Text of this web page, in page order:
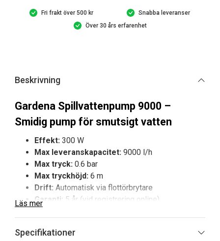
Fri frakt över 500 kr
Snabba leveranser
Över 30 års erfarenhet
Beskrivning
Gardena Spillvattenpump 9000 –
Smidig pump för smutsigt vatten
Effekt: 300 W
Max leveranskapacitet: 9000 l/h
Max tryck: 0.6 bar
Max tryckhöjd: 6 m
Drift: Automatisk via flottörbrytare
Garanti: 5 år (vid registrering online)
Gardena Spillvattenpump 9000 är en kompakt och
pålitlig pump för hantering av smutsigt vatten i hemmet,
Läs mer
Specifikationer